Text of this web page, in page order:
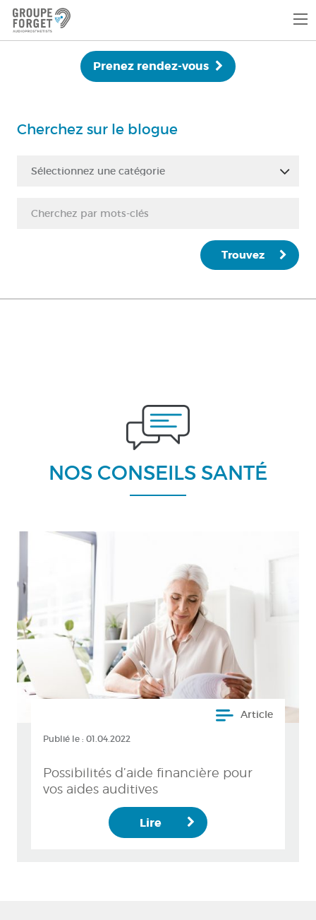
Prenez rendez-vous
Cherchez sur le blogue
Sélectionnez une catégorie
Trouvez
NOS CONSEILS SANTÉ
Article
Publié le : 01.04.2022
Possibilités d’aide financière pour
vos aides auditives
Lire